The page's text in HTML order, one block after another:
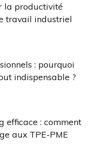
la productivité
travail industriel
: pourquoi
indispensable ?
efficace : comment
aux TPE-PME